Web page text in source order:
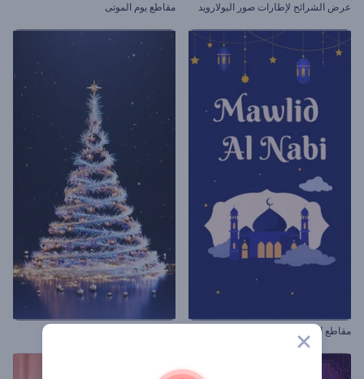
عرض الشرائح لإطارات صور البولارويد مقاطع يوم الموتى
مقاطع المولد النبوي